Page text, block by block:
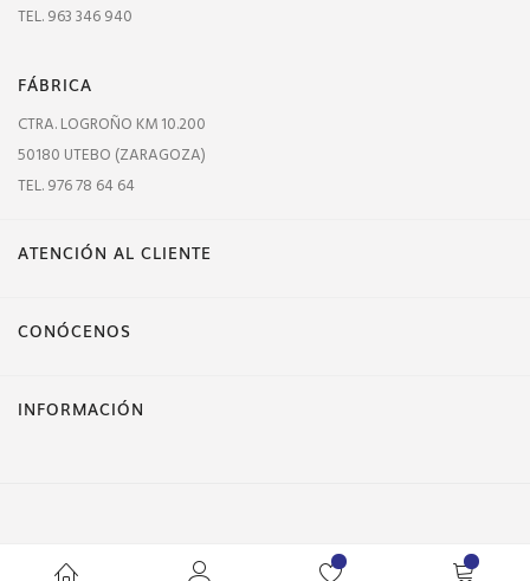
TEL. 963 346 940
FÁBRICA
CTRA. LOGROÑO KM 10.200
50180 UTEBO (ZARAGOZA)
TEL. 976 78 64 64
ATENCIÓN AL CLIENTE
CONÓCENOS
INFORMACIÓN